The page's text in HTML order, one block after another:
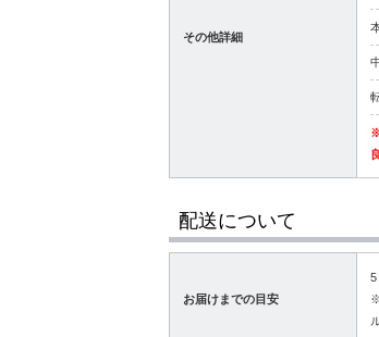
その他詳細
配送について
お届けまでの目安
5